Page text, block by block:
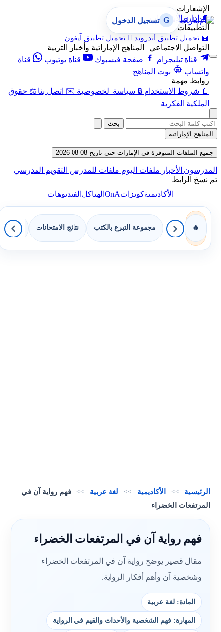
الإشعارات
🔔 إدارة الإشعارات
التطبيقات
🤖 تحميل تطبيق أندرويد  تحميل تطبيق آيفون
التواصل الاجتماعي | المناهج الإماراتية وأخبار التربية
قناة تيليجرام
صفحة فيسبوك قناة يوتيوب
قناة
واتساب
بوت المناهج
روابط مهمة
📄 شروط الاستخدام 🔒 سياسة الخصوصية ✉️ اتصل بنا ⚖️ حقوق
الملكية الفكرية
G تسجيل الدخول
بحث
المناهج الإماراتية
جميع الملفات المتوفرة في الإمارات حتى تاريخ 08-08-2026
المدرسون الأخبار ملفات اليوم ملفات للمدرس التقويم المدرسي
تم نسخ الرابط
الأكاديميةكويزاتQnAالهياكلالفيديوهات
🔥 مجموعة التبرع بالكتب نتائج الامتحانات
الرئيسية >> الأكاديمية >> لغة عربية >>
فهم رواية آن في
المرتفعات الخضراء
فهم رواية آن في المرتفعات الخضراء
مقال قصير يوضح رواية آن في المرتفعات الخضراء
وشخصية آن وأهم أفكار الرواية.
المادة: لغة عربية
المهارة: فهم الشخصية والأحداث والقيم في الرواية